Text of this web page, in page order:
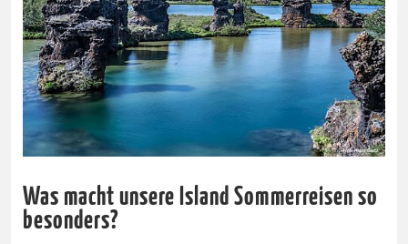
Was macht unsere Island Sommerreisen so
besonders?